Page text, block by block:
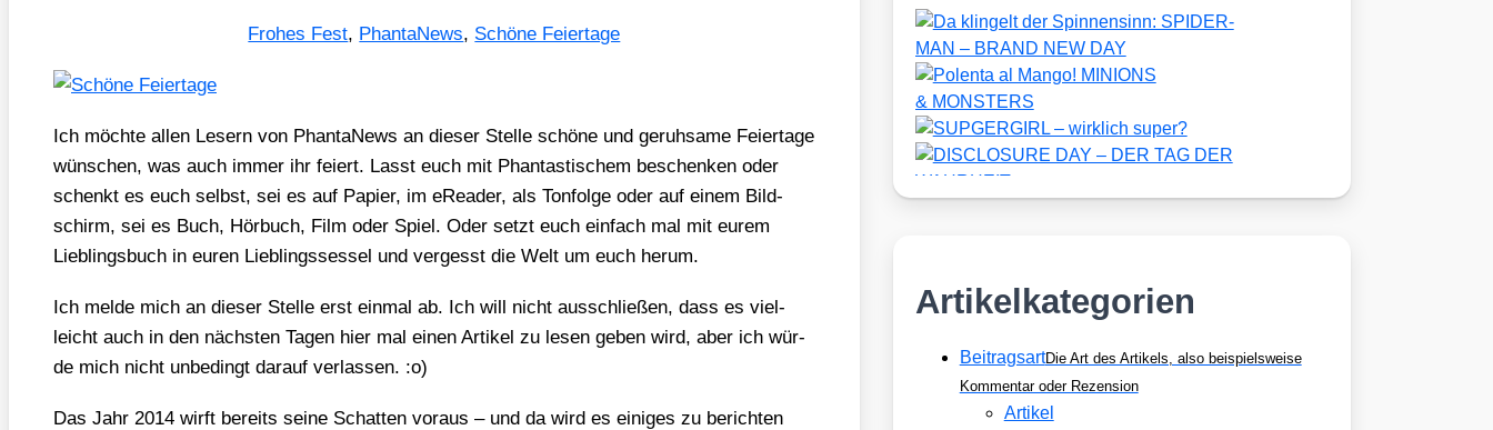
Frohes Fest, PhantaNews, Schöne Feiertage
Ich möch­te allen Lesern von Phan­ta­News an die­ser Stel­le schö­ne und geruh­sa­me Fei­er­ta­ge
wün­schen, was auch immer ihr fei­ert. Lasst euch mit Phan­tas­ti­schem beschen­ken oder
schenkt es euch selbst, sei es auf Papier, im eRea­der, als Ton­fol­ge oder auf einem Bild­
schirm, sei es Buch, Hör­buch, Film oder Spiel. Oder setzt euch ein­fach mal mit eurem
Lieb­lings­buch in euren Lieb­lings­ses­sel und ver­gesst die Welt um euch her­um.
Ich mel­de mich an die­ser Stel­le erst ein­mal ab. Ich will nicht aus­schlie­ßen, dass es viel­
leicht auch in den nächs­ten Tagen hier mal einen Arti­kel zu lesen geben wird, aber ich wür­
de mich nicht unbe­dingt dar­auf ver­las­sen. :o)
Das Jahr 2014 wirft bereits sei­ne Schat­ten vor­aus – und da wird es eini­ges zu berich­ten
Artikelkategorien
BeitragsartDie Art des Artikels, also beispielsweise
Kommentar oder Rezension
Artikel